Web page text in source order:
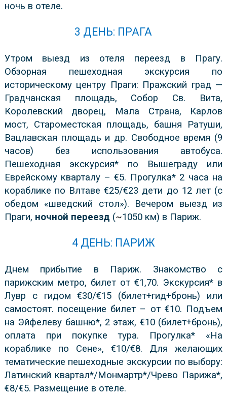
ночь в отеле.
3 ДЕНЬ: ПРАГА
Утром выезд из отеля переезд в Прагу.
Обзорная пешеходная экскурсия по
историческому центру Праги: Пражский град —
Градчанская площадь, Собор Св. Вита,
Королевский дворец, Мала Страна, Карлов
мост, Староместская площадь, башня Ратуши,
Вацлавская площадь и др. Свободное время (9
часов) без использования автобуса.
Пешеходная экскурсия* по Вышеграду или
Еврейскому кварталу – €5. Прогулка* 2 часа на
кораблике по Влтаве €25/€23 дети до 12 лет (с
обедом «шведский стол»). Вечером выезд из
Праги, ночной переезд (~1050 км) в Париж.
4 ДЕНЬ: ПАРИЖ
Днем прибытие в Париж. Знакомство с
парижским метро, билет от €1,70. Экскурсия* в
Лувр с гидом €30/€15 (билет+гид+бронь) или
самостоят. посещение билет – от €10. Подъем
на Эйфелеву башню*, 2 этаж, €10 (билет+бронь),
оплата при покупке тура. Прогулка* «На
кораблике по Сене», €10/€8. Для желающих
тематические пешеходные экскурсии по выбору:
Латинский квартал*/Монмартр*/Чрево Парижа*,
€8/€5. Размещение в отеле.